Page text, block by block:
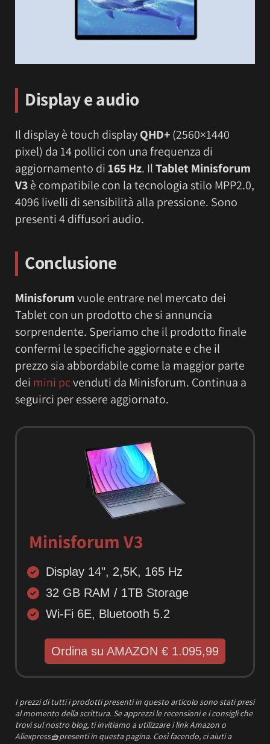
Display e audio
Il display è touch displayQHD+(2560×1440
pixel) da 14 pollici con una frequenza di
aggiornamento di165 Hz. IlTablet Minisforum
V3è compatibile con la tecnologia stilo MPP2.0,
4096 livelli di sensibilità alla pressione. Sono
presenti 4 diffusori audio.
Conclusione
Minisforumvuole entrare nel mercato dei
Tablet con un prodotto che si annuncia
sorprendente. Speriamo che il prodotto finale
confermi le specifiche aggiornate e che il
prezzo sia abbordabile come la maggior parte
dei mini pcvenduti da Minisforum. Continua a
seguirci per essere aggiornato.
Minisforum V3
Display 14", 2,5K, 165 Hz
32 GB RAM / 1TB Storage
Wi-Fi 6E, Bluetooth 5.2
Ordina su AMAZON € 1.095,99
I prezzidi tutti i prodotti presenti in questo articolo sono stati presi
al momento della scrittura. Se apprezzi le recensioni e i consigli che
trovi sul nostro blog, ti invitiamo a utilizzare i link Amazon o
Aliexpress🧺presenti in questa pagina. Così facendo, ci aiuti a